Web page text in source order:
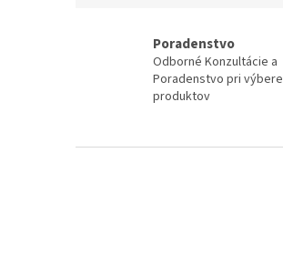
Poradenstvo
Odborné Konzultácie a
Poradenstvo pri výbere
produktov